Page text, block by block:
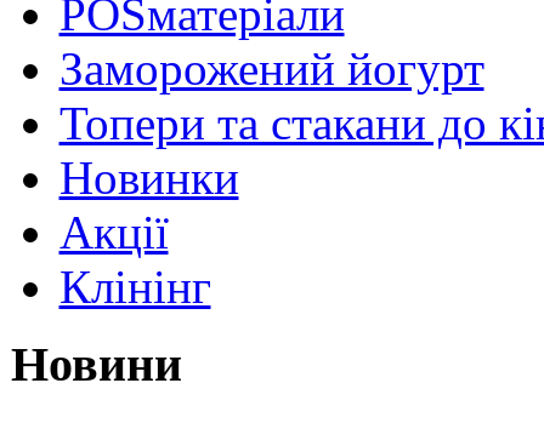
POSматеріали
Заморожений йогурт
Топери та стакани до
Новинки
Акції
Клінінг
Новини